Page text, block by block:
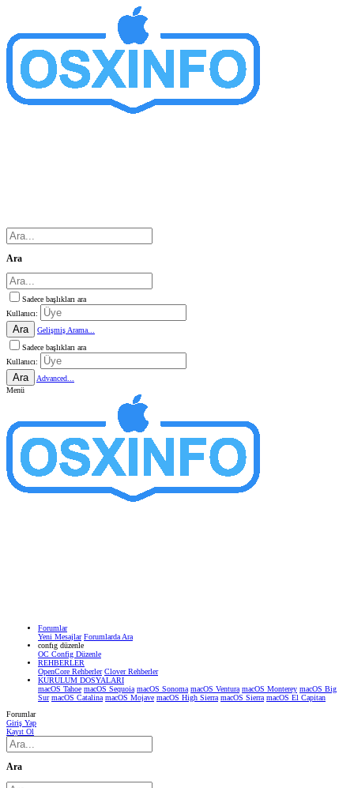
Ara
Sadece başlıkları ara
Kullanıcı:
Ara
Gelişmiş Arama...
Sadece başlıkları ara
Kullanıcı:
Ara
Advanced...
Menü
Forumlar
Yeni Mesajlar Forumlarda Ara
confıg düzenle
OC Config Düzenle
REHBERLER
OpenCore Rehberler Clover Rehberler
KURULUM DOSYALARI
macOS Tahoe macOS Sequoia macOS Sonoma macOS Ventura macOS Monterey macOS Big
Sur macOS Catalina macOS Mojave macOS High Sierra macOS Sierra macOS El Capitan
Forumlar
Giriş Yap
Kayıt Ol
Ara